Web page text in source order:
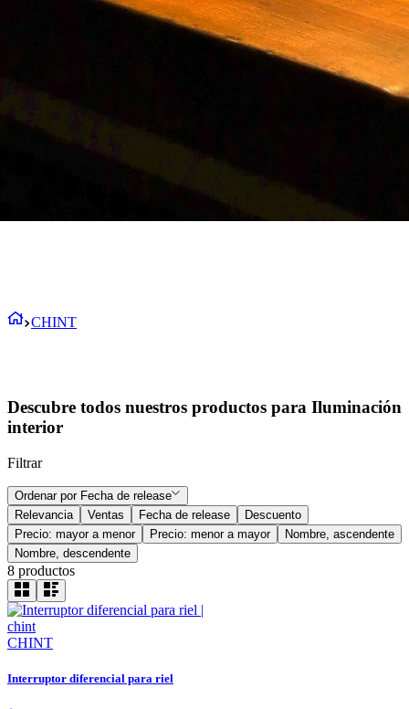
CHINT
Descubre todos nuestros productos para Iluminación
interior
Filtrar
Ordenar por Fecha de release
Relevancia
Ventas Fecha de release
Descuento
Precio: mayor a menor
Precio: menor a mayor
Nombre, ascendente
Nombre, descendente
8 productos
CHINT
Interruptor diferencial para riel